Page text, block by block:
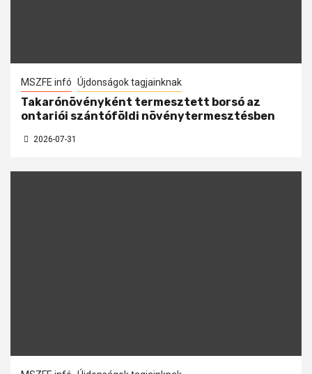
MSZFE infó Újdonságok tagjainknak
Takarónövényként termesztett borsó az
ontariói szántóföldi növénytermesztésben
2026-07-31